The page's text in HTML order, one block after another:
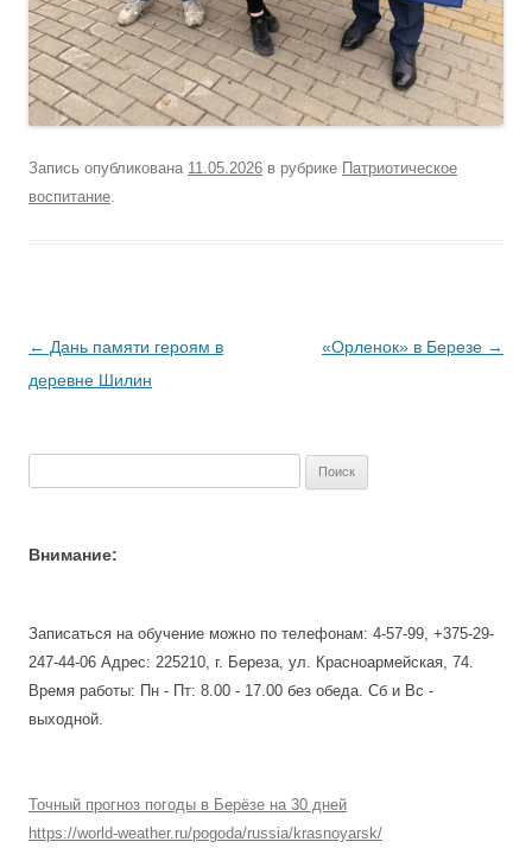
Запись опубликована 11.05.2026 в рубрике Патриотическое
воспитание.
Навигация
по
← Дань памяти героям в
деревне Шилин
«Орленок» в Березе →
Внимание:
Записаться на обучение можно по телефонам: 4-57-99, +375-29-
247-44-06 Адрес: 225210, г. Береза, ул. Красноармейская, 74.
Время работы: Пн - Пт: 8.00 - 17.00 без обеда. Сб и Вс -
выходной.
Точный прогноз погоды в Берёзе на 30 дней
https://world-weather.ru/pogoda/russia/krasnoyarsk/